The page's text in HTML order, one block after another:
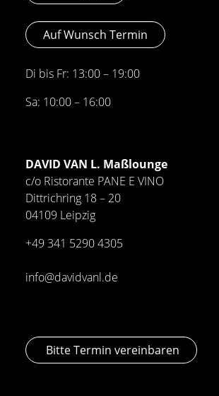
Auf Wunsch Termin
Di bis Fr: 13:00 – 19:00
Sa: 10:00 – 16:00
DAVID VAN L. Maßlounge
c/o Ristorante PANE E VINO
Dittrichring 18 – 20
04109 Leipzig
+49 341 5290 4305
info@davidvanl.de
Bitte Termin vereinbaren